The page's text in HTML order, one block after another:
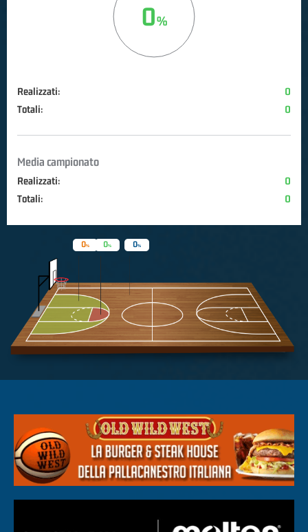
0
Realizzati:
0
Totali:
0
Media campionato
Realizzati:
0
Totali:
0
0
0 0